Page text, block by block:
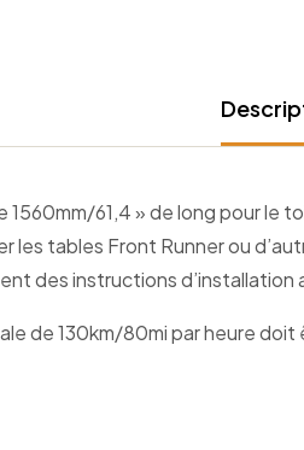
61,4 » de long pour le
tables Front Runner ou
des instructions
de 130km/80mi par heure